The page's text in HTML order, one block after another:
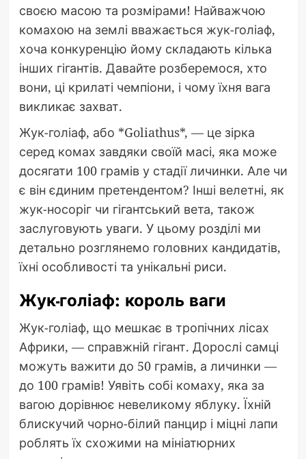
своєю масою та розмірами! Найважчою
комахою на землі вважається жук-голіаф,
хоча конкуренцію йому складають кілька
інших гігантів. Давайте розберемося, хто
вони, ці крилаті чемпіони, і чому їхня вага
викликає захват.
Жук-голіаф, або *Goliathus*, — це зірка
серед комах завдяки своїй масі, яка може
досягати 100 грамів у стадії личинки. Але чи
є він єдиним претендентом? Інші велетні, як
жук-носоріг чи гігантський вета, також
заслуговують уваги. У цьому розділі ми
детально розглянемо головних кандидатів,
їхні особливості та унікальні риси.
Жук-голіаф: король ваги
Жук-голіаф, що мешкає в тропічних лісах
Африки, — справжній гігант. Дорослі самці
можуть важити до 50 грамів, а личинки —
до 100 грамів! Уявіть собі комаху, яка за
вагою дорівнює невеликому яблуку. Їхній
блискучий чорно-білий панцир і міцні лапи
роблять їх схожими на мініатюрних